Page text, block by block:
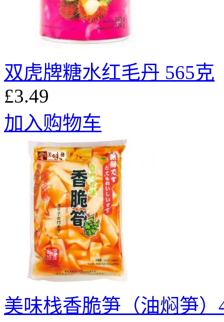
双虎牌糖水红毛丹 565克
£3.49
加入购物车
美味栈香脆笋（油焖笋）